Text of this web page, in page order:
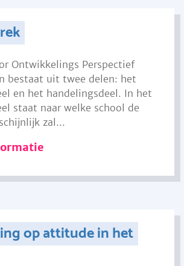
Ontwikkelings Perspectief
bestaat uit twee delen: het
en het handelingsdeel. In het
staat naar welke school de
zal...
op attitude in het